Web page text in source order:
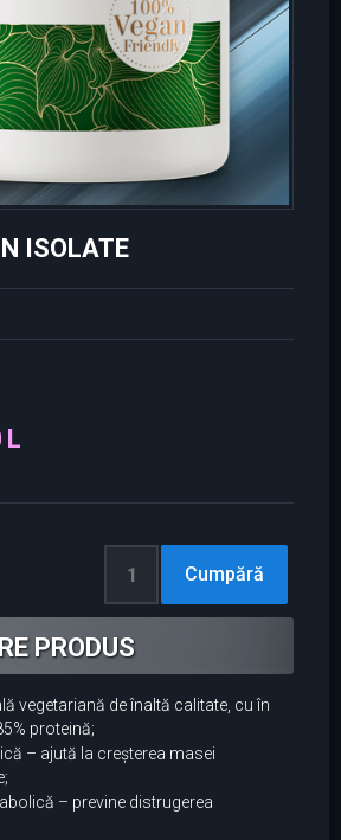
ISOLATE
L
PRODUS
vegetariană de înaltă calitate, cu în
proteină;
– ajută la creșterea masei
– previne distrugerea